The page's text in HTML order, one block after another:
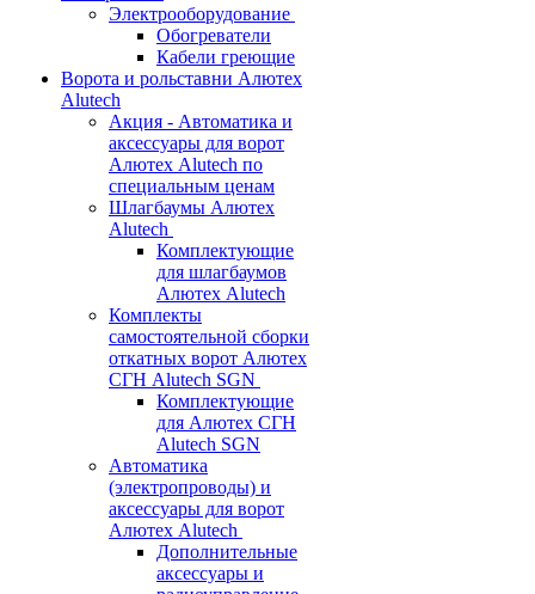
Электрооборудование
Обогреватели
Кабели греющие
Ворота и рольставни Алютех
Alutech
Акция - Автоматика и
аксессуары для ворот
Алютех Alutech по
специальным ценам
Шлагбаумы Алютех
Alutech
Комплектующие
для шлагбаумов
Алютех Alutech
Комплекты
самостоятельной сборки
откатных ворот Алютех
СГН Alutech SGN
Комплектующие
для Алютех СГН
Alutech SGN
Автоматика
(электропроводы) и
аксессуары для ворот
Алютех Alutech
Дополнительные
аксессуары и